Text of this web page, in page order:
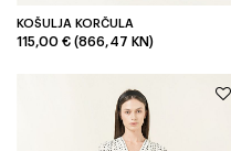
KOŠULJA KORČULA
115,00 € (866,47 KN)